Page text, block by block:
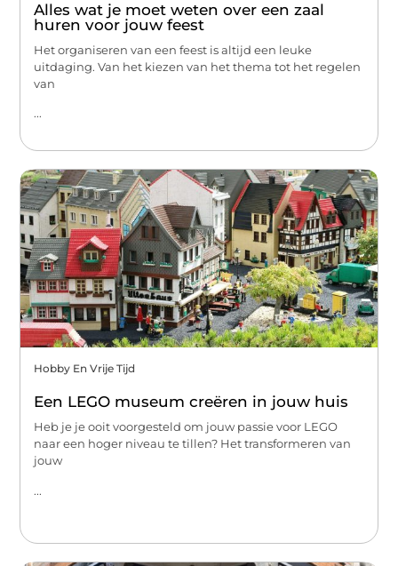
Alles wat je moet weten over een zaal
huren voor jouw feest
Het organiseren van een feest is altijd een leuke
uitdaging. Van het kiezen van het thema tot het regelen
van
...
Hobby En Vrije Tijd
Een LEGO museum creëren in jouw huis
Heb je je ooit voorgesteld om jouw passie voor LEGO
naar een hoger niveau te tillen? Het transformeren van
jouw
...